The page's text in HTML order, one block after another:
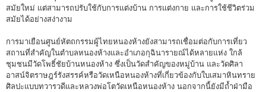
สมัยใหม่ แต่สามารถปรับใช้กับการแต่งบ้าน การแต่งกาย และการใช้ชีวิตร่วม
สมัยได้อย่างสง่างาม
การมาเยือนศูนย์หัตถกรรมผู้ไทยหนองห้างยังสามารถเชื่อมต่อกับการเที่ยว
สถานที่สำคัญในตำบลหนองห้างและอำเภอกุฉินารายณ์ได้หลายแห่ง ใกล้
ชุมชนมีวัดโพธิ์ชัยบ้านหนองห้าง ซึ่งเป็นวัดสำคัญของหมู่บ้าน และวัดศิลา
อาสน์จิตราษฎร์รังสรรค์หรือวัดเหนือหนองห้างที่เกี่ยวข้องกับใบเสมาหินทราย
ศิลปะแบบทวารวดีและหลวงพ่อโตวัดเหนือหนองห้าง นอกจากนี้ยังมีถ้ำฝ่ามือ